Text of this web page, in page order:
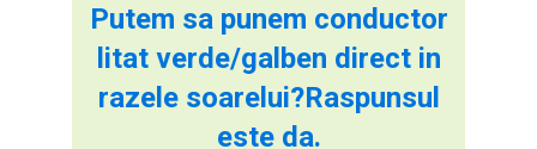
Putem sa punem conductor
litat verde/galben direct in
razele soarelui?Raspunsul
este da.